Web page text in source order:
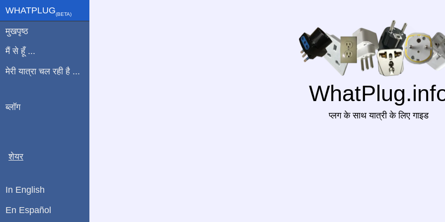
प्लग के साथ यात्री के लिए गाइड
WHATPLUG(ΒETA)
मुखपृष्ठ
मैं से हूँ ...
मेरी यात्रा चल रही है ...
ब्लॉग
शेयर
In English
En Español